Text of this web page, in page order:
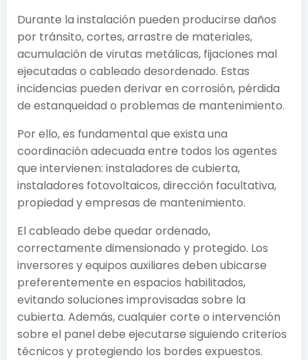
Durante la instalación pueden producirse daños
por tránsito, cortes, arrastre de materiales,
acumulación de virutas metálicas, fijaciones mal
ejecutadas o cableado desordenado. Estas
incidencias pueden derivar en corrosión, pérdida
de estanqueidad o problemas de mantenimiento.
Por ello, es fundamental que exista una
coordinación adecuada entre todos los agentes
que intervienen: instaladores de cubierta,
instaladores fotovoltaicos, dirección facultativa,
propiedad y empresas de mantenimiento.
El cableado debe quedar ordenado,
correctamente dimensionado y protegido. Los
inversores y equipos auxiliares deben ubicarse
preferentemente en espacios habilitados,
evitando soluciones improvisadas sobre la
cubierta. Además, cualquier corte o intervención
sobre el panel debe ejecutarse siguiendo criterios
técnicos y protegiendo los bordes expuestos.